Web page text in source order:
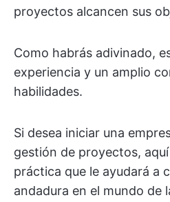
proyectos alcancen sus
Como habrás adivinado,
experiencia y un amplio
habilidades.
Si desea iniciar una
gestión de proyectos,
práctica que le ayudará a
andadura en el mundo de